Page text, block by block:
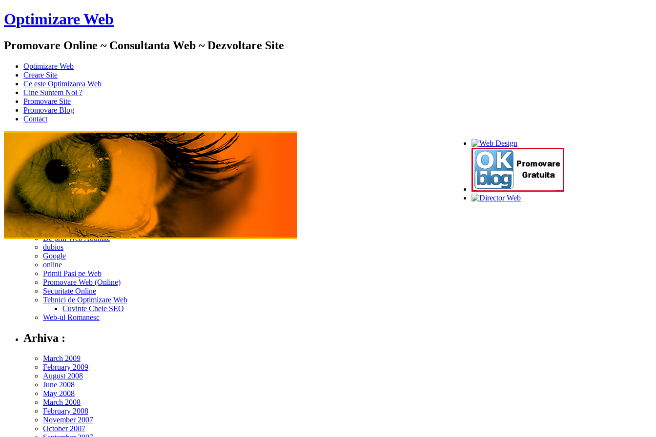
Optimizare Web
Promovare Online ~ Consultanta Web ~ Dezvoltare Site
Optimizare Web
Creare Site
Ce este Optimizarea Web
Cine Suntem Noi ?
Promovare Site
Promovare Blog
Contact
Optimizare Web :
Bani pe Net
De prin Web Adunate
dubios
Google
online
Primii Pasi pe Web
Promovare Web (Online)
Securitate Online
Tehnici de Optimizare Web
Cuvinte Cheie SEO
Web-ul Romanesc
Arhiva :
March 2009
February 2009
August 2008
June 2008
May 2008
March 2008
February 2008
November 2007
October 2007